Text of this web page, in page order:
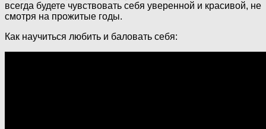
всегда будете чувствовать себя уверенной и красивой, не
смотря на прожитые годы.
Как научиться любить и баловать себя: